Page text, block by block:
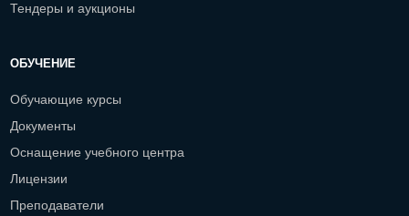
Тендеры и аукционы
ОБУЧЕНИЕ
Обучающие курсы
Документы
Оснащение учебного центра
Лицензии
Преподаватели